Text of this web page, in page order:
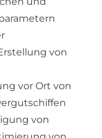
von
vor Ort von
von